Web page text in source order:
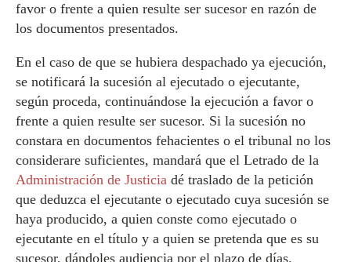
favor o frente a quien resulte ser sucesor en razón de
los documentos presentados.
En el caso de que se hubiera despachado ya ejecución,
se notificará la sucesión al ejecutado o ejecutante,
según proceda, continuándose la ejecución a favor o
frente a quien resulte ser sucesor. Si la sucesión no
constara en documentos fehacientes o el tribunal no los
considerare suficientes, mandará que el Letrado de la
Administración de Justicia dé traslado de la petición
que deduzca el ejecutante o ejecutado cuya sucesión se
haya producido, a quien conste como ejecutado o
ejecutante en el título y a quien se pretenda que es su
sucesor, dándoles audiencia por el plazo de días.